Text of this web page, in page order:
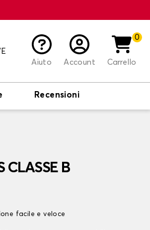
Aiuto
Account
0
Carrello
Recensioni
CLASSE B
facile e veloce